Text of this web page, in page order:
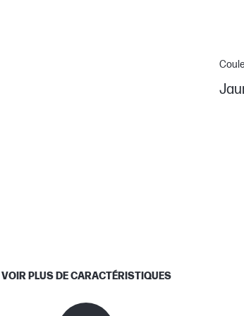
VOIR PLUS DE CARACTÉRISTIQUES